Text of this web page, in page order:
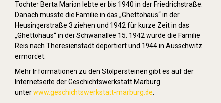
Tochter Berta Marion lebte er bis 1940 in der Friedrichstraße.
Danach musste die Familie in das „Ghettohaus“ in der
Heusingerstraße 3 ziehen und 1942 für kurze Zeit in das
„Ghettohaus“ in der Schwanallee 15. 1942 wurde die Familie
Reis nach Theresienstadt deportiert und 1944 in Ausschwitz
ermordet.
Mehr Informationen zu den Stolpersteinen gibt es auf der
Internetseite der Geschichtswerkstatt Marburg
unterwww.geschichtswerkstatt-marburg.de